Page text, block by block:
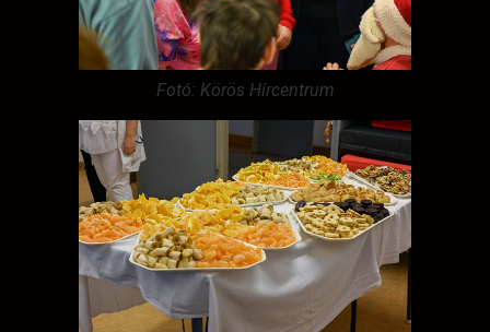
Fotó: Körös Hírcentrum